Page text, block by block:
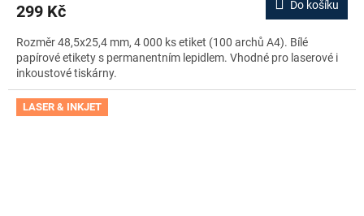
299 Kč Do košíku
Rozměr 48,5x25,4 mm, 4 000 ks etiket (100 archů A4). Bílé
papírové etikety s permanentním lepidlem. Vhodné pro laserové i
inkoustové tiskárny.
LASER & INKJET